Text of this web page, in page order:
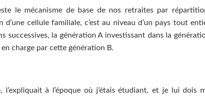
le mécanisme de base de nos retraites par
d’une cellule familiale, c’est au niveau d’un pays tout
successives, la génération A investissant dans la
charge par cette génération B.
à l’époque où j’étais étudiant, et je lui dois